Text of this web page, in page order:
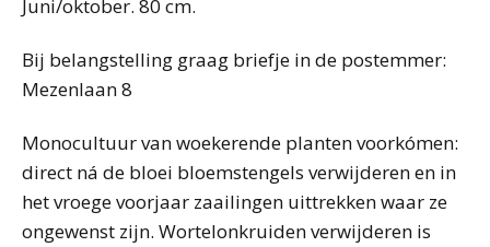
Juni/oktober. 80 cm.
Bij belangstelling graag briefje in de postemmer:
Mezenlaan 8
Monocultuur van woekerende planten voorkómen:
direct ná de bloei bloemstengels verwijderen en in
het vroege voorjaar zaailingen uittrekken waar ze
ongewenst zijn. Wortelonkruiden verwijderen is